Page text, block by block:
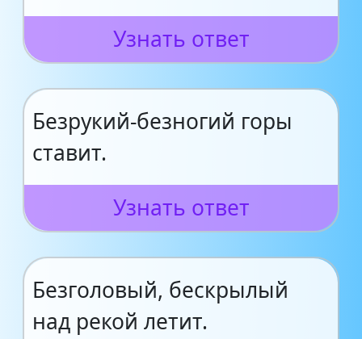
Узнать ответ
Безрукий-безногий горы
ставит.
Узнать ответ
Безголовый, бескрылый
над рекой летит.